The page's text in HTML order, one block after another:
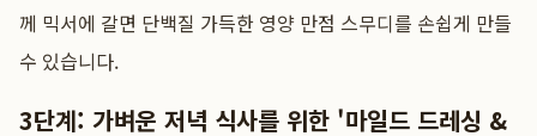
께 믹서에 갈면 단백질 가득한 영양 만점 스무디를 손쉽게 만들
수 있습니다.
3단계: 가벼운 저녁 식사를 위한 '마일드 드레싱 &